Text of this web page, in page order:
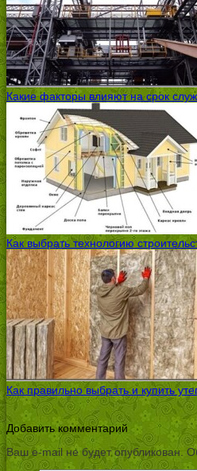
Какие факторы влияют на срок
Как выбрать технологию
Как правильно выбрать и купить
Добавить комментарий
Ваш e-mail не будет опубликован.